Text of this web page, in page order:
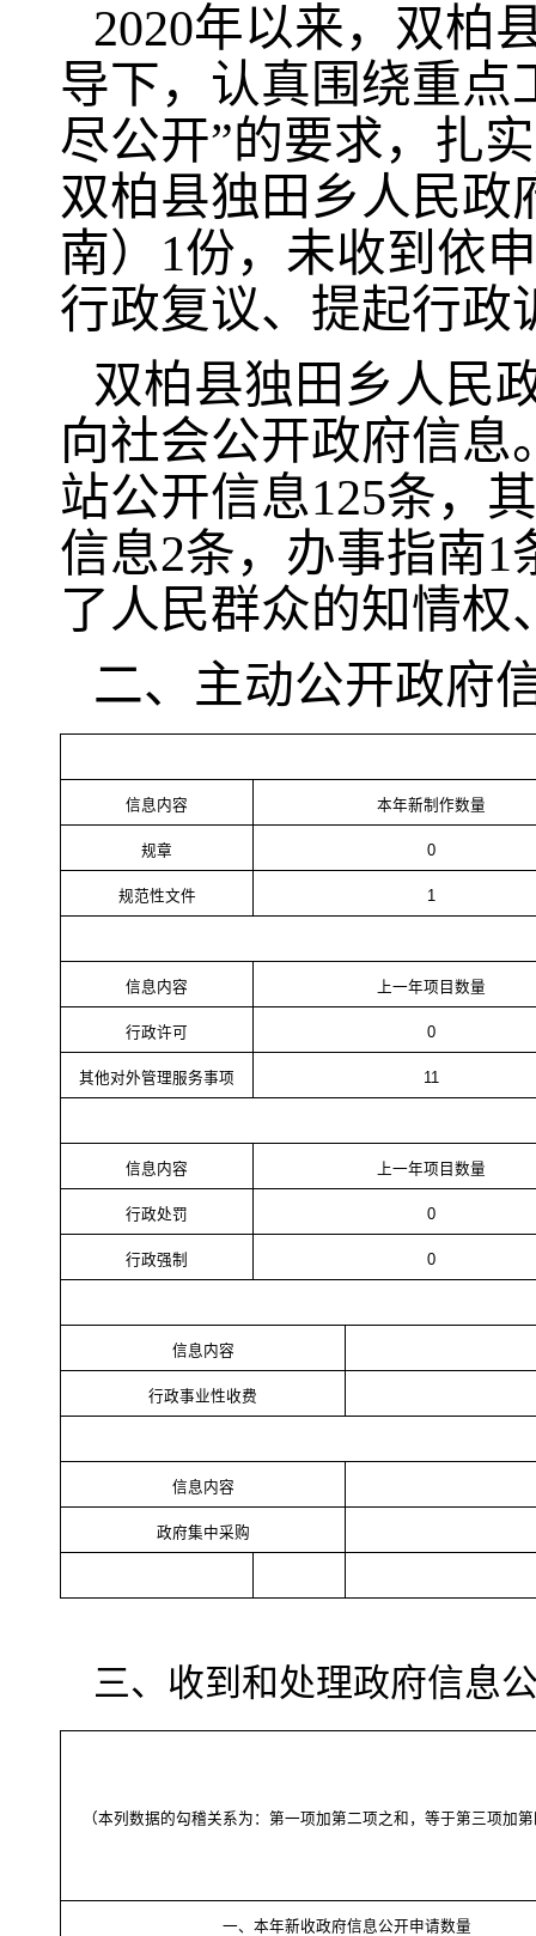
2020年以来，双柏
导下，认真围绕重点
尽公开”的要求，扎
双柏县独田乡人民政
南）1份，未收到依
行政复议、提起行政
双柏县独田乡人民
向社会公开政府信息
站公开信息125条，
信息2条，办事指南
了人民群众的知情权
二、主动公开政府
信息内容 本年新制作数量
规章 0
规范性文件 1
信息内容 上一年项目数量
行政许可 0
其他对外管理服务事项 11
信息内容 上一年项目数量
行政处罚 0
行政强制 0
信息内容
行政事业性收费
信息内容
政府集中采购
三、收到和处理政府信息
（本列数据的勾稽关系为：第一项加第二项之和，等于第三项加
一、本年新收政府信息公开申请数量